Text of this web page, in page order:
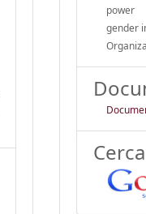
power
gender